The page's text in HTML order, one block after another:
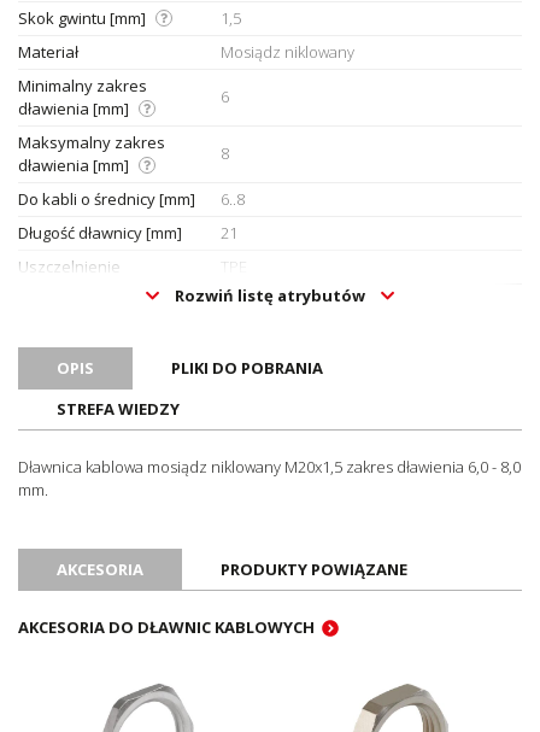
Skok gwintu [mm]
1,5
Materiał
Mosiądz niklowany
Minimalny zakres
dławienia [mm]
6
Maksymalny zakres
dławienia [mm]
8
Do kabli o średnicy [mm]
6..8
Długość dławnicy [mm]
21
Uszczelnienie
TPE
NBR
Długość gwintu [mm]
Rozmiar klucza [mm]
24
Hygienic Design
Nie
Stopień ochrony (IP)
Certyfikat UL
Tak
Certyfikat ATEX
Nie
Certyfikat RoHS
Tak
Jednostka sprzedażowa
Rozwiń listę atrybutów
OPIS
PLIKI DO POBRANIA
STREFA WIEDZY
Dławnica kablowa mosiądz niklowany M20x1,5 zakres dławienia 6,0 - 8,0
mm.
AKCESORIA PRODUKTY POWIĄZANE
AKCESORIA DO DŁAWNIC KABLOWYCH